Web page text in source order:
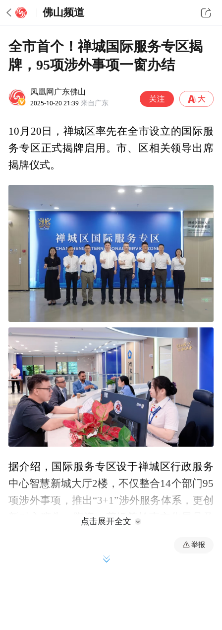
佛山频道
全市首个！禅城国际服务专区揭
牌，95项涉外事项一窗办结
凤凰网广东佛山
2025-10-20 21:39 来自广东
10月20日，禅城区率先在全市设立的国际服
务专区正式揭牌启用。市、区相关领导出席
揭牌仪式。
据介绍，国际服务专区设于禅城区行政服务
中心智慧新城大厅2楼，不仅整合14个部门95
项涉外事项，推出“3+1”涉外服务体系，更创
新融入狮头、陶瓷、剪纸等岭南文化展品及
化展示台”与“产业推介站”，让国际友人、外
点击展开全文
举报